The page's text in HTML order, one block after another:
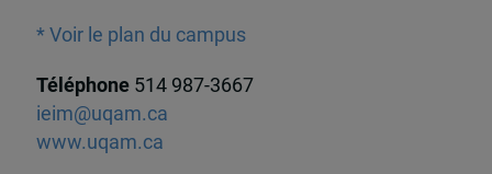
* Voir le plan du campus
Téléphone 514 987-3667
ieim@uqam.ca
www.uqam.ca